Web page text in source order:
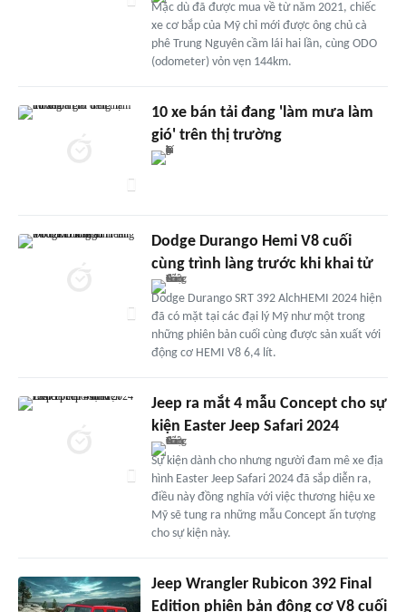
Mặc dù đã được mua về từ năm 2021, chiếc
xe cơ bắp của Mỹ chỉ mới được ông chủ cà
phê Trung Nguyên cầm lái hai lần, cùng ODO
(odometer) vỏn vẹn 144km.
10 xe bán tải đang 'làm mưa làm
gió' trên thị trường
Dodge Durango Hemi V8 cuối
cùng trình làng trước khi khai tử
Dodge Durango SRT 392 AlchHEMI 2024 hiện
đã có mặt tại các đại lý Mỹ như một trong
những phiên bản cuối cùng được sản xuất với
động cơ HEMI V8 6,4 lít.
Jeep ra mắt 4 mẫu Concept cho sự
kiện Easter Jeep Safari 2024
Sự kiện dành cho nhưng người đam mê xe địa
hình Easter Jeep Safari 2024 đã sắp diễn ra,
điều này đồng nghĩa với việc thương hiệu xe
Mỹ sẽ tung ra những mẫu Concept ấn tượng
cho sự kiện này.
Jeep Wrangler Rubicon 392 Final
Edition phiên bản động cơ V8 cuối